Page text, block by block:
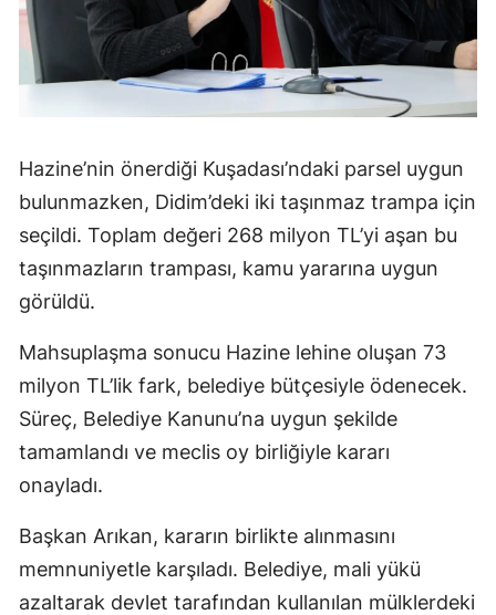
Hazine’nin önerdiği Kuşadası’ndaki parsel uygun
bulunmazken, Didim’deki iki taşınmaz trampa için
seçildi. Toplam değeri 268 milyon TL’yi aşan bu
taşınmazların trampası, kamu yararına uygun
görüldü.
Mahsuplaşma sonucu Hazine lehine oluşan 73
milyon TL’lik fark, belediye bütçesiyle ödenecek.
Süreç, Belediye Kanunu’na uygun şekilde
tamamlandı ve meclis oy birliğiyle kararı
onayladı.
Başkan Arıkan, kararın birlikte alınmasını
memnuniyetle karşıladı. Belediye, mali yükü
azaltarak devlet tarafından kullanılan mülklerdeki